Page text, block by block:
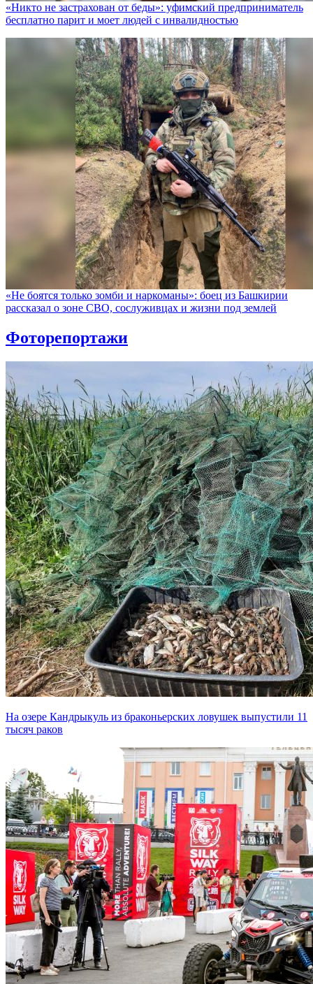
«Никто не заcтрахован от беды»: уфимский предприниматель
бесплатно парит и моет людей с инвалидностью
«Не боятся только зомби и наркоманы»: боец из Башкирии
рассказал о зоне СВО, сослуживцах и жизни под землей
Фоторепортажи
На озере Кандрыкуль из браконьерских ловушек выпустили 11
тысяч раков